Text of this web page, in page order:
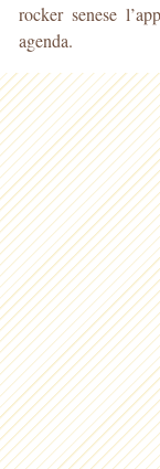
rocker senese
agenda.